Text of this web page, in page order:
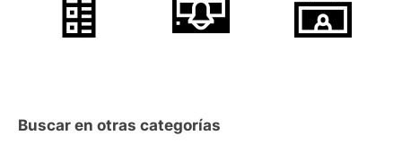
Buscar en otras categorías